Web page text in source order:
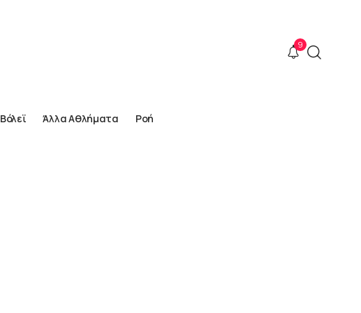
9
Βόλεϊ Άλλα Αθλήματα Ροή